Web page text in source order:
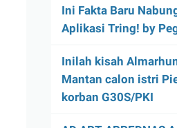
Ini Fakta Baru
Aplikasi Tring! by
Inilah kisah
Mantan calon istri
korban G30S/PKI